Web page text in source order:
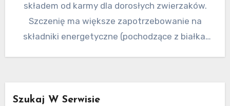
składem od karmy dla dorosłych zwierzaków.
Szczenię ma większe zapotrzebowanie na
składniki energetyczne (pochodzące z białka,
Szukaj W Serwisie